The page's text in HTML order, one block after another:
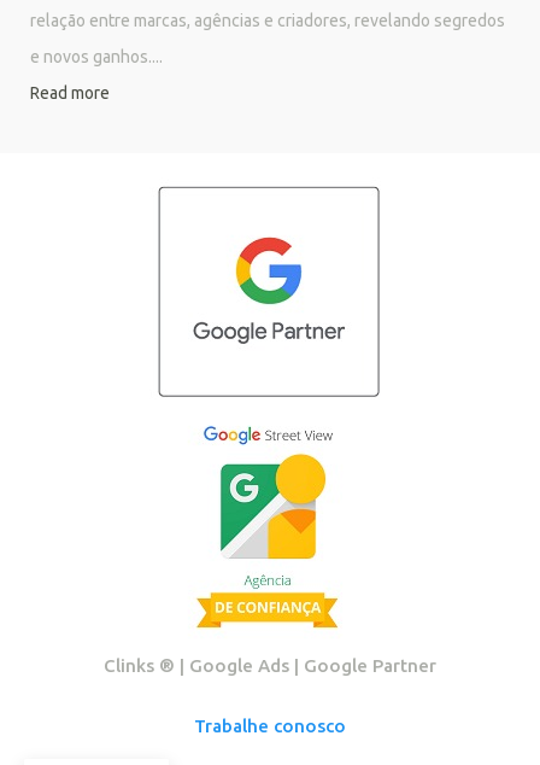
relação entre marcas, agências e criadores, revelando segredos
e novos ganhos....
Read more
Clinks ®️ | Google Ads | Google Partner
Trabalhe conosco